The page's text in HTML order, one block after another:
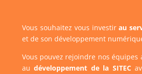
Vous souhaitez vous investirau
et de son développement
Vous pouvez rejoindre nos
audéveloppement de la SITEC